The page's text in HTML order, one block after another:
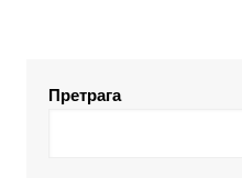
Претрага